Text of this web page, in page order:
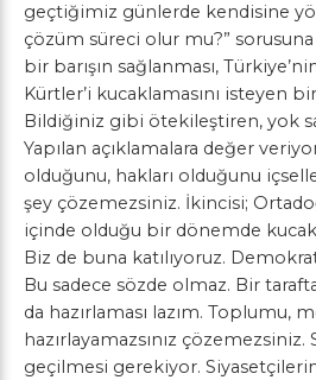
geçtiğimiz günlerde kendisine
çözüm süreci olur mu?”
bir barışın sağlanması,
Kürtler’i kucaklamasını isteyen
Bildiğiniz gibi ötekileştiren, yok
Yapılan açıklamalara değer
olduğunu, hakları olduğunu
şey çözemezsiniz. İkincisi;
içinde olduğu bir dönemde
Biz de buna katılıyoruz.
Bu sadece sözde olmaz. Bir
da hazırlaması lazım. Toplumu,
hazırlayamazsınız
geçilmesi gerekiyor.